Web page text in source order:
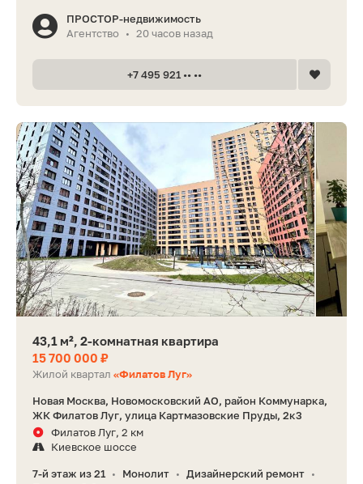
ПРОСТОР-недвижимость
Агентство
• 20 часов назад
+7 495 921 •• ••
43,1 м², 2-комнатная квартира
15 700 000 ₽
Жилой квартал «Филатов Луг»
Новая Москва, Новомосковский АО, район Коммунарка,
ЖК Филатов Луг, улица Картмазовские Пруды, 2к3
Филатов Луг, 2 км
Киевское шоссе
7-й этаж из 21 • Монолит • Дизайнерский ремонт •